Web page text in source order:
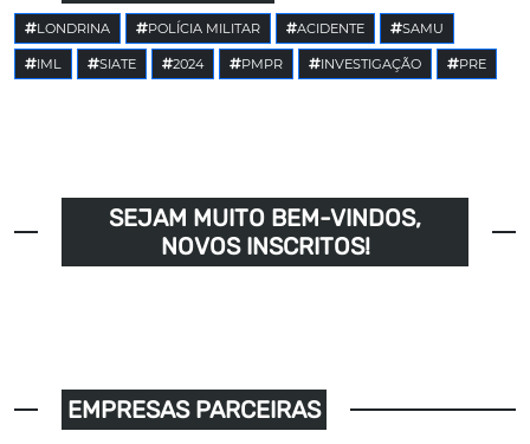
LONDRINA POLÍCIA MILITAR ACIDENTE SAMU
IML SIATE 2024 PMPR INVESTIGAÇÃO PRE
SEJAM MUITO BEM-VINDOS,
NOVOS INSCRITOS!
EMPRESAS PARCEIRAS